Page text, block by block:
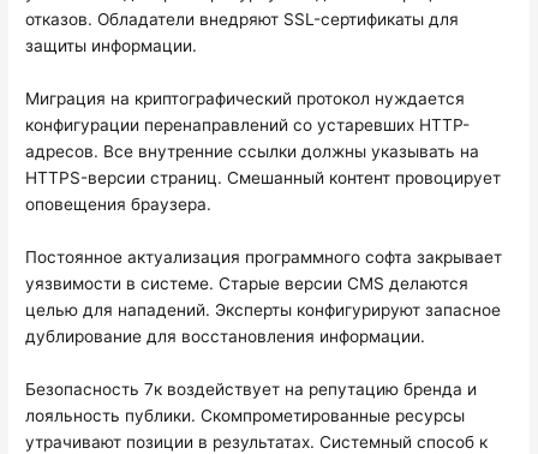
отказов. Обладатели внедряют SSL-сертификаты для
защиты информации.
Миграция на криптографический протокол нуждается
конфигурации перенаправлений со устаревших HTTP-
адресов. Все внутренние ссылки должны указывать на
HTTPS-версии страниц. Смешанный контент провоцирует
оповещения браузера.
Постоянное актуализация программного софта закрывает
уязвимости в системе. Старые версии CMS делаются
целью для нападений. Эксперты конфигурируют запасное
дублирование для восстановления информации.
Безопасность 7к воздействует на репутацию бренда и
лояльность публики. Скомпрометированные ресурсы
утрачивают позиции в результатах. Системный способ к